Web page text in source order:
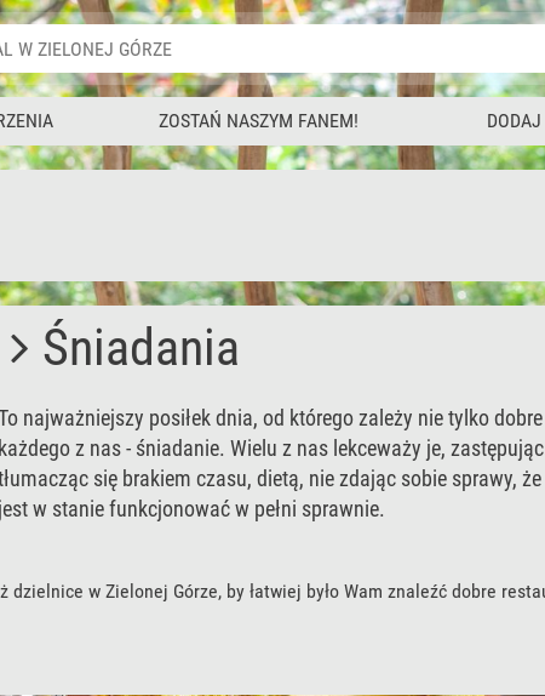
ZOSTAŃ NASZYM FANEM!
Śniadania
najważniejszy posiłek dnia, od którego zależy nie tylko
każdego z nas - śniadanie. Wielu z nas lekceważy je,
się brakiem czasu, dietą, nie zdając sobie sprawy,
jest w stanie funkcjonować w pełni sprawnie.
dzielnice w Zielonej Górze, by łatwiej było Wam znaleźć dobre